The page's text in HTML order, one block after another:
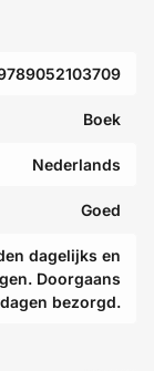
Boek
Nederlands
Goed
dagelijks en
Doorgaans
bezorgd.